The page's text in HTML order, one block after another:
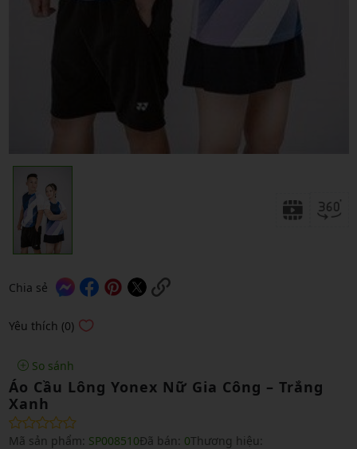
Chia sẻ
Yêu thích (0)
So sánh
Áo Cầu Lông Yonex Nữ Gia Công – Trắng
Xanh
Mã sản phẩm: SP008510Đã bán: 0Thương hiệu: